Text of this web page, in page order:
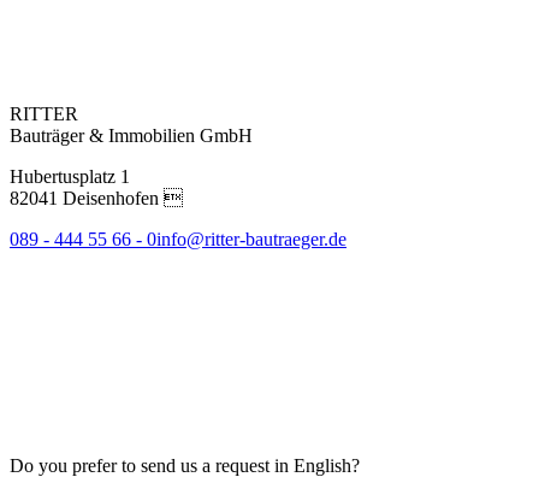
RITTER
Bauträger & Immobilien GmbH
Hubertusplatz 1
82041 Deisenhofen 
089 - 444 55 66 - 0info@ritter-bautraeger.de
Do you prefer to send us a request in English?